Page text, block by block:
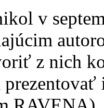
v
z nich